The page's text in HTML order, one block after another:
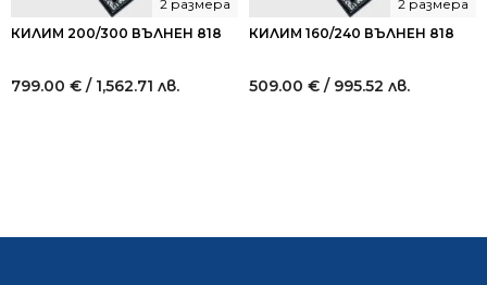
КИЛИМ 200/300 ВЪЛНЕН 818
2 размера
799.00 € / 1,562.71 лв.
КИЛИМ 160/240 ВЪЛНЕН 818
2 размера
509.00 € / 995.52 лв.